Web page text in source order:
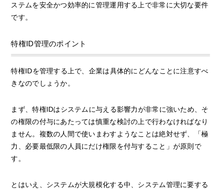
ステムを安全かつ効率的に管理運用する上で非常に大切な要件
です。
特権ID管理のポイント
特権IDを管理する上で、企業は具体的にどんなことに注意すべ
きなのでしょうか。
まず、特権IDはシステムに与える影響力が非常に強いため、そ
の権限の付与にあたっては慎重な検討の上で行わなければなり
ません。複数の人間で使いまわすようなことは絶対せず、「極
力、必要最低限の人員にだけ権限を付与すること」が原則で
す。
とはいえ、システムが大規模化する中、システム管理に要する